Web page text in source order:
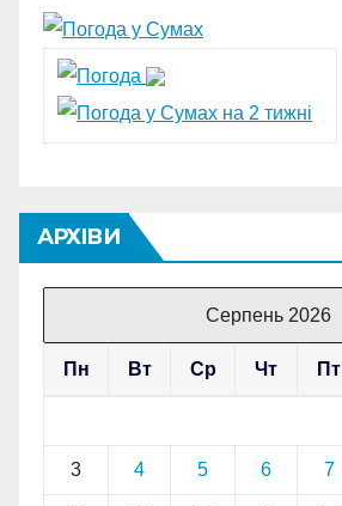
АРХІВИ
Серпень 2026
Пн Вт Ср Чт Пт
3 4 5 6 7